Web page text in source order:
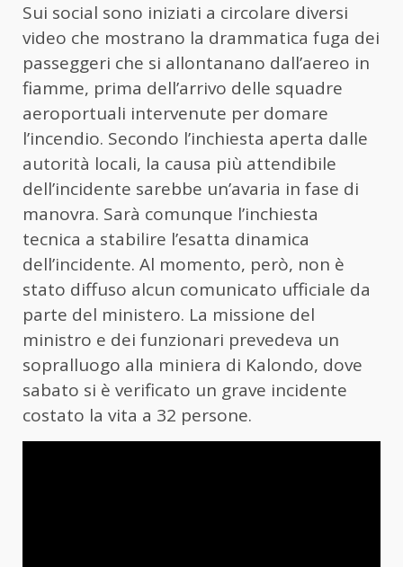
Sui social sono iniziati a circolare diversi
video che mostrano la drammatica fuga dei
passeggeri che si allontanano dall’aereo in
fiamme, prima dell’arrivo delle squadre
aeroportuali intervenute per domare
l’incendio. Secondo l’inchiesta aperta dalle
autorità locali, la causa più attendibile
dell’incidente sarebbe un’avaria in fase di
manovra. Sarà comunque l’inchiesta
tecnica a stabilire l’esatta dinamica
dell’incidente. Al momento, però, non è
stato diffuso alcun comunicato ufficiale da
parte del ministero. La missione del
ministro e dei funzionari prevedeva un
sopralluogo alla miniera di Kalondo, dove
sabato si è verificato un grave incidente
costato la vita a 32 persone.